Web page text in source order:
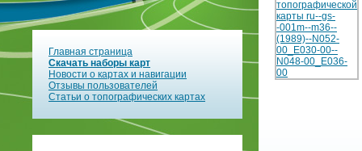
Главная страница
Скачать наборы карт
Новости о картах и навигации
Отзывы пользователей
Статьи о топографических картах